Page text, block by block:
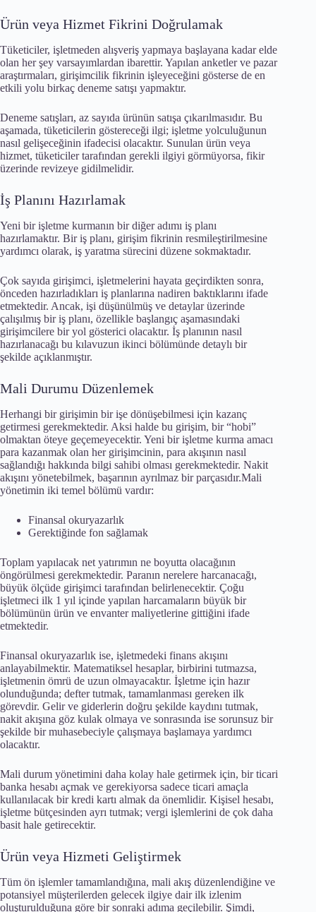
Ürün veya Hizmet Fikrini Doğrulamak
Tüketiciler, işletmeden alışveriş yapmaya başlayana kadar elde
olan her şey varsayımlardan ibarettir. Yapılan anketler ve pazar
araştırmaları, girişimcilik fikrinin işleyeceğini gösterse de en
etkili yolu birkaç deneme satışı yapmaktır.
Deneme satışları, az sayıda ürünün satışa çıkarılmasıdır. Bu
aşamada, tüketicilerin göstereceği ilgi; işletme yolculuğunun
nasıl gelişeceğinin ifadecisi olacaktır. Sunulan ürün veya
hizmet, tüketiciler tarafından gerekli ilgiyi görmüyorsa, fikir
üzerinde revizeye gidilmelidir.
İş Planını Hazırlamak
Yeni bir işletme kurmanın bir diğer adımı iş planı
hazırlamaktır. Bir iş planı, girişim fikrinin resmileştirilmesine
yardımcı olarak, iş yaratma sürecini düzene sokmaktadır.
Çok sayıda girişimci, işletmelerini hayata geçirdikten sonra,
önceden hazırladıkları iş planlarına nadiren baktıklarını ifade
etmektedir. Ancak, işi düşünülmüş ve detaylar üzerinde
çalışılmış bir iş planı, özellikle başlangıç aşamasındaki
girişimcilere bir yol gösterici olacaktır. İş planının nasıl
hazırlanacağı bu kılavuzun ikinci bölümünde detaylı bir
şekilde açıklanmıştır.
Mali Durumu Düzenlemek
Herhangi bir girişimin bir işe dönüşebilmesi için kazanç
getirmesi gerekmektedir. Aksi halde bu girişim, bir “hobi”
olmaktan öteye geçemeyecektir. Yeni bir işletme kurma amacı
para kazanmak olan her girişimcinin, para akışının nasıl
sağlandığı hakkında bilgi sahibi olması gerekmektedir. Nakit
akışını yönetebilmek, başarının ayrılmaz bir parçasıdır.Mali
yönetimin iki temel bölümü vardır:
Finansal okuryazarlık
Gerektiğinde fon sağlamak
Toplam yapılacak net yatırımın ne boyutta olacağının
öngörülmesi gerekmektedir. Paranın nerelere harcanacağı,
büyük ölçüde girişimci tarafından belirlenecektir. Çoğu
işletmeci ilk 1 yıl içinde yapılan harcamaların büyük bir
bölümünün ürün ve envanter maliyetlerine gittiğini ifade
etmektedir.
Finansal okuryazarlık ise, işletmedeki finans akışını
anlayabilmektir. Matematiksel hesaplar, birbirini tutmazsa,
işletmenin ömrü de uzun olmayacaktır. İşletme için hazır
olunduğunda; defter tutmak, tamamlanması gereken ilk
görevdir. Gelir ve giderlerin doğru şekilde kaydını tutmak,
nakit akışına göz kulak olmaya ve sonrasında ise sorunsuz bir
şekilde bir muhasebeciyle çalışmaya başlamaya yardımcı
olacaktır.
Mali durum yönetimini daha kolay hale getirmek için, bir ticari
banka hesabı açmak ve gerekiyorsa sadece ticari amaçla
kullanılacak bir kredi kartı almak da önemlidir. Kişisel hesabı,
işletme bütçesinden ayrı tutmak; vergi işlemlerini de çok daha
basit hale getirecektir.
Ürün veya Hizmeti Geliştirmek
Tüm ön işlemler tamamlandığına, mali akış düzenlendiğine ve
potansiyel müşterilerden gelecek ilgiye dair ilk izlenim
oluşturulduğuna göre bir sonraki adıma geçilebilir. Şimdi,